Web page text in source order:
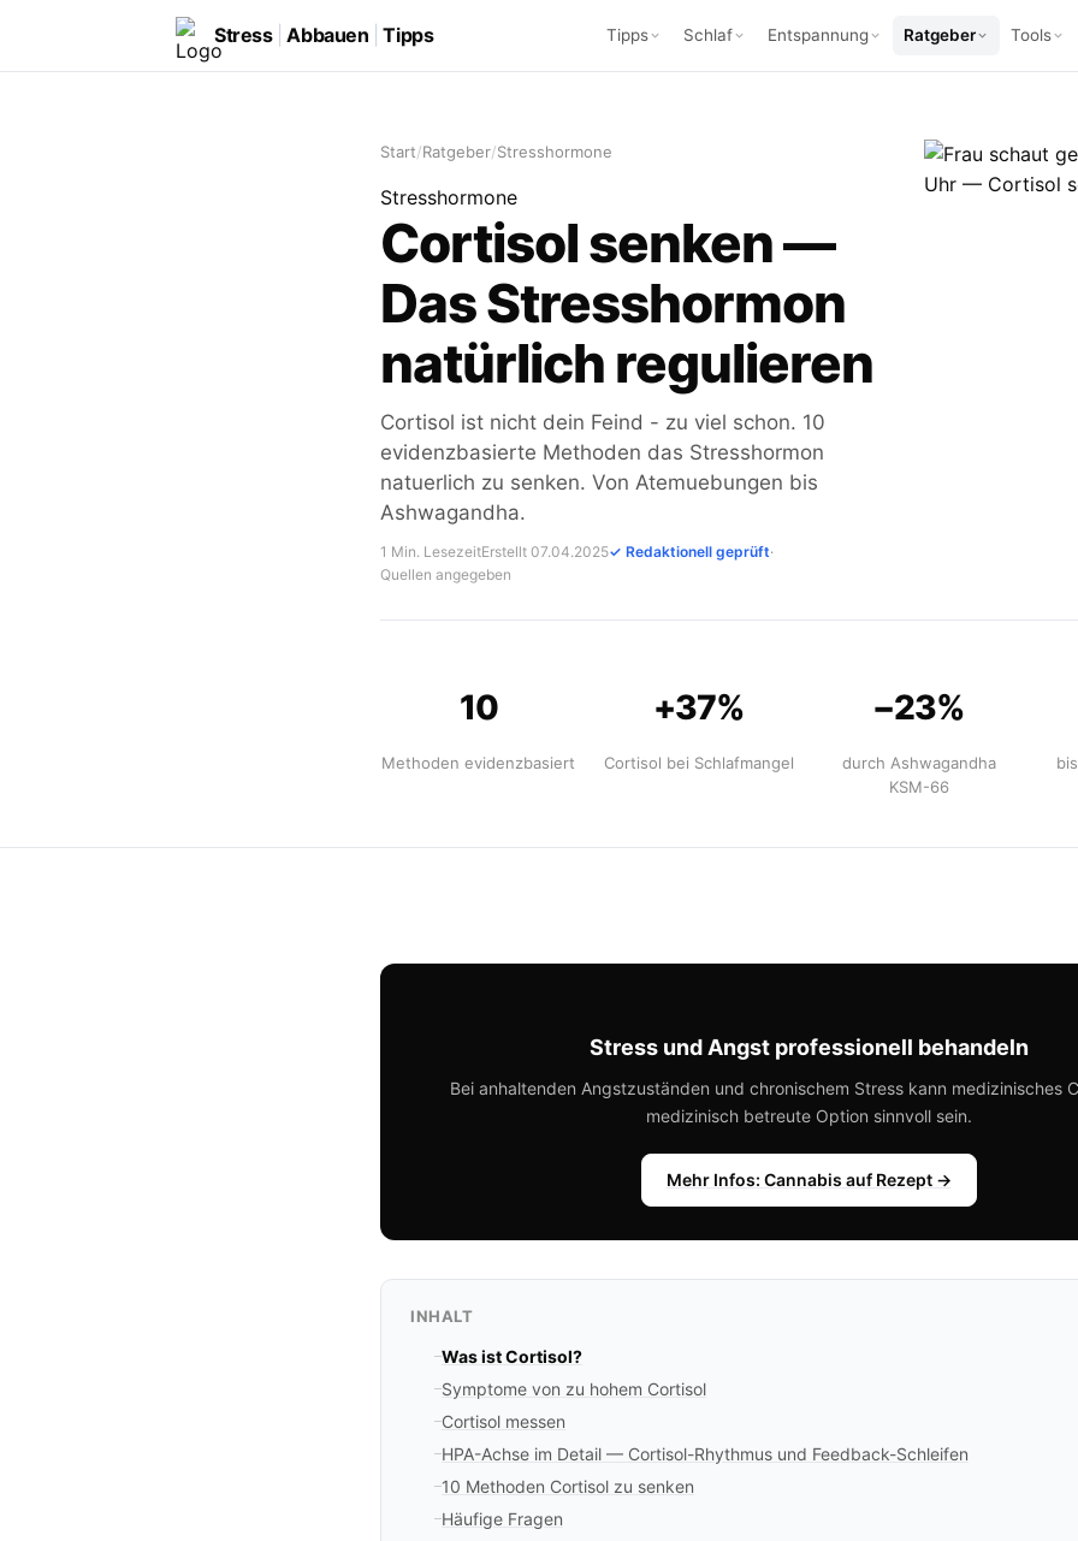
Stress Abbauen Tipps Tipps Schlaf Entspannung Ratgeber Tools
Start/Ratgeber/Stresshormone
Stresshormone
Cortisol senken —
Das Stresshormon
natürlich regulieren
Cortisol ist nicht dein Feind - zu viel schon. 10
evidenzbasierte Methoden das Stresshormon
natuerlich zu senken. Von Atemuebungen bis
Ashwagandha.
1 Min. LesezeitErstellt 07.04.2025✓ Redaktionell geprüft·
Quellen angegeben
10
Methoden evidenzbasiert
+37%
Cortisol bei Schlafmangel
−23%
durch Ashwagandha
KSM-66
Stress und Angst professionell behandeln
Bei anhaltenden Angstzuständen und chronischem Stress kann medizinisches
medizinisch betreute Option sinnvoll sein.
Mehr Infos: Cannabis auf Rezept →
INHALT
Was ist Cortisol?
Symptome von zu hohem Cortisol
Cortisol messen
HPA-Achse im Detail — Cortisol-Rhythmus und Feedback-Schleifen
10 Methoden Cortisol zu senken
Häufige Fragen